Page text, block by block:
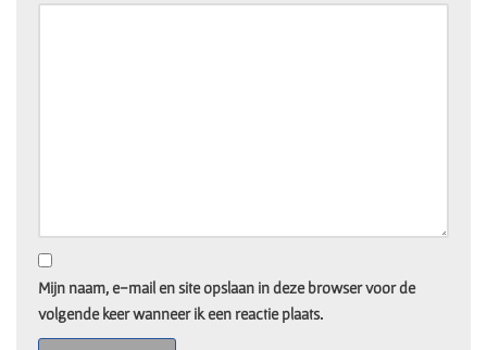
Mijn naam, e-mail en site opslaan in deze browser voor de
volgende keer wanneer ik een reactie plaats.